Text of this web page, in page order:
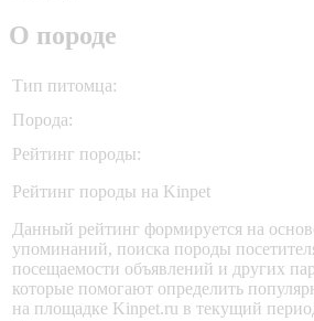
О породе
Тип питомца:
Порода:
Рейтинг породы:
Рейтинг породы на Kinpet
Данный рейтинг формируется на
упоминаний, поиска породы
посещаемости объявлений и других
которые помогают определить
на площадке Kinpet.ru в текущий